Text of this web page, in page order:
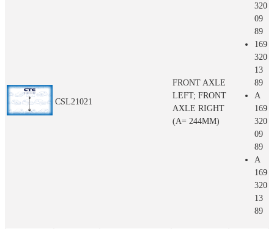
CSL21021
FRONT AXLE
LEFT; FRONT
AXLE RIGHT
(A= 244MM)
320
09
89
169
320
13
89
A
169
320
09
89
A
169
320
13
89